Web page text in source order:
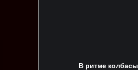
В ритме колбасы